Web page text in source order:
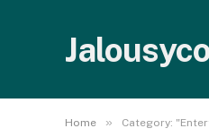
Home » Category: